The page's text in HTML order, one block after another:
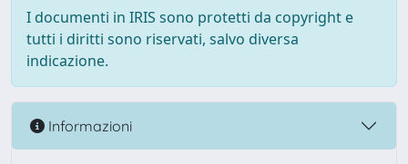
I documenti in IRIS sono protetti da copyright e
tutti i diritti sono riservati, salvo diversa
indicazione.
Informazioni